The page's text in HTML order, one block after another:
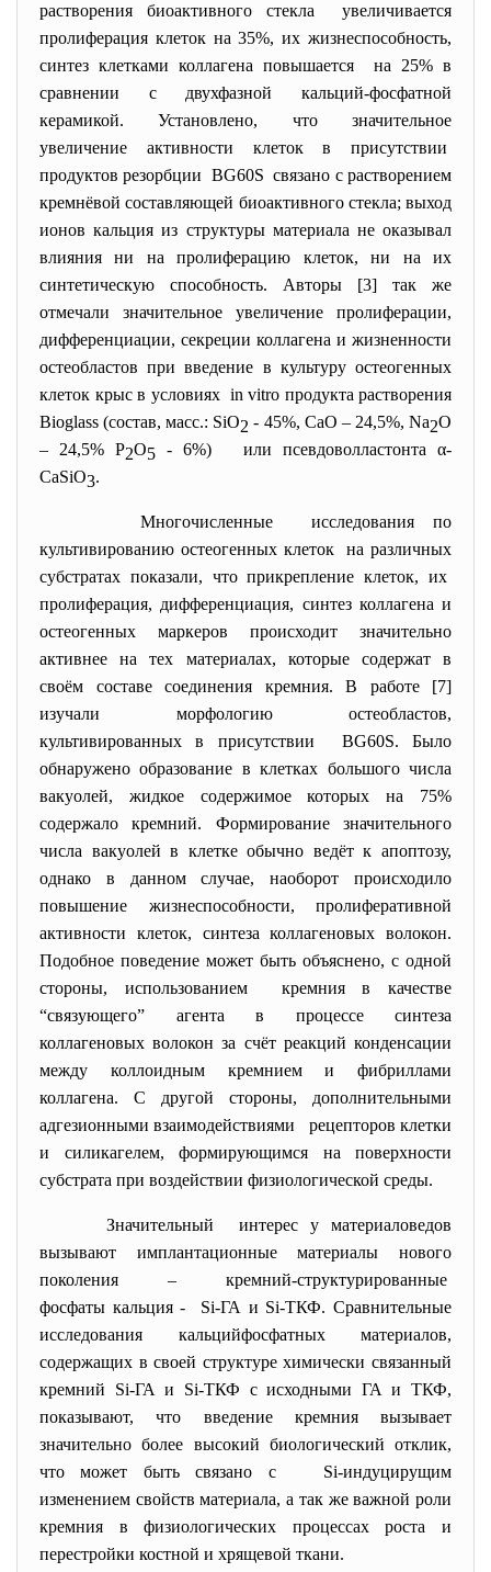
растворения биоактивного стекла увеличивается
пролиферация клеток на 35%, их жизнеспособность,
синтез клетками коллагена повышается на 25% в
сравнении с двухфазной кальций-фосфатной
керамикой. Установлено, что значительное
увеличение активности клеток в присутствии
продуктов резорбции BG60S связано с растворением
кремнёвой составляющей биоактивного стекла; выход
ионов кальция из структуры материала не оказывал
влияния ни на пролиферацию клеток, ни на их
синтетическую способность. Авторы [3] так же
отмечали значительное увеличение пролиферации,
дифференциации, секреции коллагена и жизненности
остеобластов при введение в культуру остеогенных
клеток крыс в условиях in vitro продукта растворения
Bioglass (состав, масс.: SiO2- 45%, CaO – 24,5%, Na2O
– 24,5% P2O5 - 6%) или псевдоволластонта α-
CaSiO3.
Многочисленные исследования по
культивированию остеогенных клеток на различных
субстратах показали, что прикрепление клеток, их
пролиферация, дифференциация, синтез коллагена и
остеогенных маркеров происходит значительно
активнее на тех материалах, которые содержат в
своём составе соединения кремния. В работе [7]
изучали морфологию остеобластов,
культивированных в присутствии BG60S. Было
обнаружено образование в клетках большого числа
вакуолей, жидкое содержимое которых на 75%
содержало кремний. Формирование значительного
числа вакуолей в клетке обычно ведёт к апоптозу,
однако в данном случае, наоборот происходило
повышение жизнеспособности, пролиферативной
активности клеток, синтеза коллагеновых волокон.
Подобное поведение может быть объяснено, с одной
стороны, использованием кремния в качестве
“связующего” агента в процессе синтеза
коллагеновых волокон за счёт реакций конденсации
между коллоидным кремнием и фибриллами
коллагена. С другой стороны, дополнительными
адгезионными взаимодействиями рецепторов клетки
и силикагелем, формирующимся на поверхности
субстрата при воздействии физиологической среды.
Значительный интерес у материаловедов
вызывают имплантационные материалы нового
поколения – кремний-структурированные
фосфаты кальция - Si-ГА и Si-ТКФ. Сравнительные
исследования кальцийфосфатных материалов,
содержащих в своей структуре химически связанный
кремний Si-ГА и Si-ТКФ с исходными ГА и ТКФ,
показывают, что введение кремния вызывает
значительно более высокий биологический отклик,
что может быть связано с Si-индуцирущим
изменением свойств материала, а так же важной роли
кремния в физиологических процессах роста и
перестройки костной и хрящевой ткани.